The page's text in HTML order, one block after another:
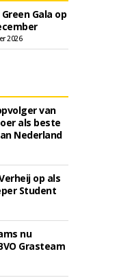
Gala op
2026
van
als beste
Nederland
op als
Student
nu
Grasteam